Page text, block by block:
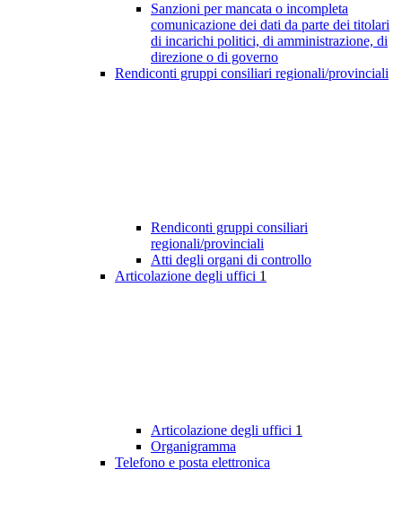
Sanzioni per mancata o incompleta
comunicazione dei dati da parte dei titolari
di incarichi politici, di amministrazione, di
direzione o di governo
Rendiconti gruppi consiliari regionali/provinciali
Rendiconti gruppi consiliari
regionali/provinciali
Atti degli organi di controllo
Articolazione degli uffici 1
Articolazione degli uffici 1
Organigramma
Telefono e posta elettronica